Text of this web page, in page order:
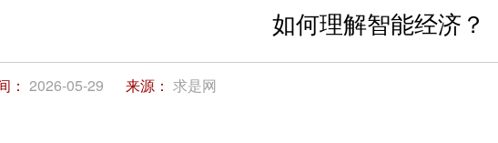
如何理解智能经济？
： 2026-05-29 来源： 求是网